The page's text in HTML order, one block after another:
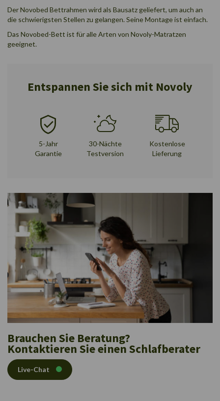
Der Novobed Bettrahmen wird als Bausatz geliefert, um auch an
die schwierigsten Stellen zu gelangen. Seine Montage ist einfach.
Das Novobed-Bett ist für alle Arten von Novoly-Matratzen
geeignet.
Entspannen Sie sich mit Novoly
5-Jahr
Garantie
30-Nächte
Testversion
Kostenlose
Lieferung
Brauchen Sie Beratung?
Kontaktieren Sie einen Schlafberater
Live-Chat